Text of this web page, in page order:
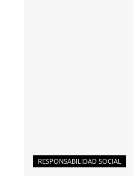
RESPONSABILIDAD SOCIAL